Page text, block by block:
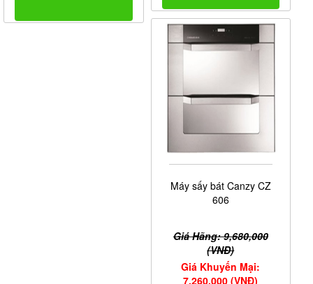
Máy sấy bát Canzy CZ
606
Giá Hãng: 9,680,000
(VNĐ)
Giá Khuyến Mại:
7,260,000 (VNĐ)